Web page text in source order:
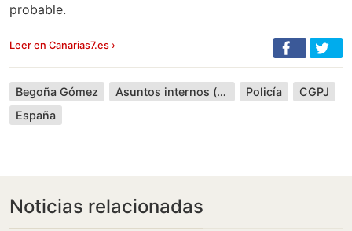
probable.
Leer en Canarias7.es ›
Begoña Gómez Asuntos internos (serie de televisión española) Policía
CGPJ
España
Noticias relacionadas